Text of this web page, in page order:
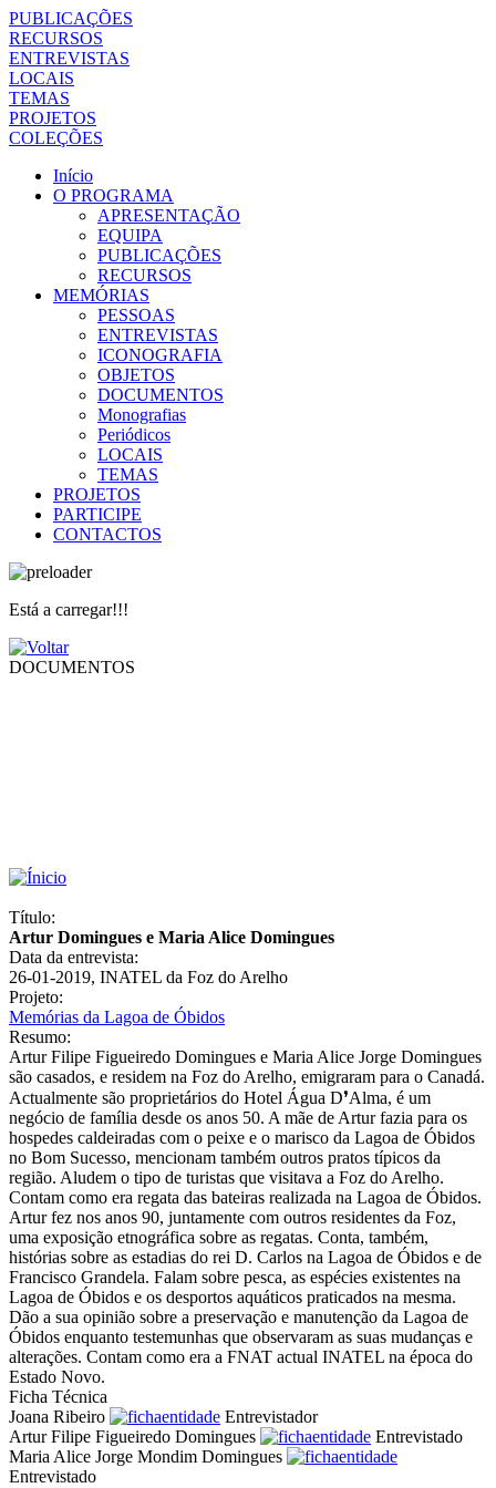
PUBLICAÇÕES
RECURSOS
ENTREVISTAS
LOCAIS
TEMAS
PROJETOS
COLEÇÕES
Início
O PROGRAMA
APRESENTAÇÃO
EQUIPA
PUBLICAÇÕES
RECURSOS
MEMÓRIAS
PESSOAS
ENTREVISTAS
ICONOGRAFIA
OBJETOS
DOCUMENTOS
Monografias
Periódicos
LOCAIS
TEMAS
PROJETOS
PARTICIPE
CONTACTOS
Está a carregar!!!
DOCUMENTOS
Título:
Artur Domingues e Maria Alice Domingues
Data da entrevista:
26-01-2019, INATEL da Foz do Arelho
Projeto:
Memórias da Lagoa de Óbidos
Resumo:
Artur Filipe Figueiredo Domingues e Maria Alice Jorge Domingues
são casados, e residem na Foz do Arelho, emigraram para o Canadá.
Actualmente são proprietários do Hotel Água D❜Alma, é um
negócio de família desde os anos 50. A mãe de Artur fazia para os
hospedes caldeiradas com o peixe e o marisco da Lagoa de Óbidos
no Bom Sucesso, mencionam também outros pratos típicos da
região. Aludem o tipo de turistas que visitava a Foz do Arelho.
Contam como era regata das bateiras realizada na Lagoa de Óbidos.
Artur fez nos anos 90, juntamente com outros residentes da Foz,
uma exposição etnográfica sobre as regatas. Conta, também,
histórias sobre as estadias do rei D. Carlos na Lagoa de Óbidos e de
Francisco Grandela. Falam sobre pesca, as espécies existentes na
Lagoa de Óbidos e os desportos aquáticos praticados na mesma.
Dão a sua opinião sobre a preservação e manutenção da Lagoa de
Óbidos enquanto testemunhas que observaram as suas mudanças e
alterações. Contam como era a FNAT actual INATEL na época do
Estado Novo.
Ficha Técnica
Joana Ribeiro
Entrevistador
Artur Filipe Figueiredo Domingues
Entrevistado
Maria Alice Jorge Mondim Domingues
Entrevistado